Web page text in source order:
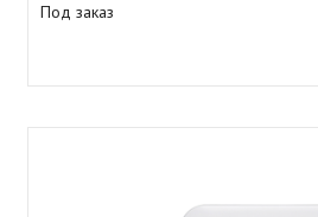
Под заказ